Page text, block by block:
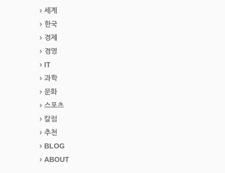
세계
한국
경제
경영
IT
과학
문화
스포츠
칼럼
추천
BLOG
ABOUT